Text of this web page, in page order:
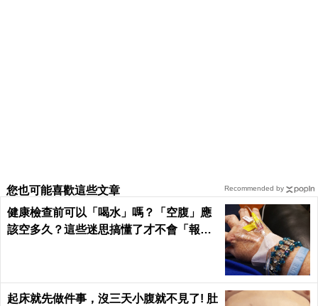
您也可能喜歡這些文章
健康檢查前可以「喝水」嗎？「空腹」應
該空多久？這些迷思搞懂了才不會「報告
起床就先做件事，沒三天小腹就不見了! 肚
Recommended by